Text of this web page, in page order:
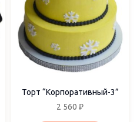
Торт “Корпоративный-3”
2 560 ₽